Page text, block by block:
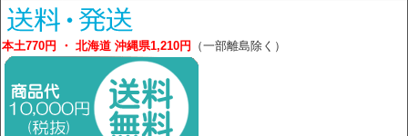
本土770円 ・ 北海道 沖縄県1,210円 （一部離島除く）